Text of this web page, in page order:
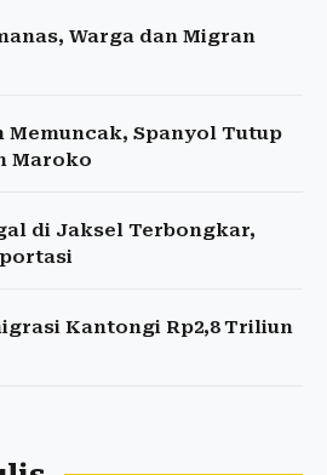
Warga dan Migran
Memuncak, Spanyol Tutup
Maroko
di Jaksel Terbongkar,
Kantongi Rp2,8 Triliun